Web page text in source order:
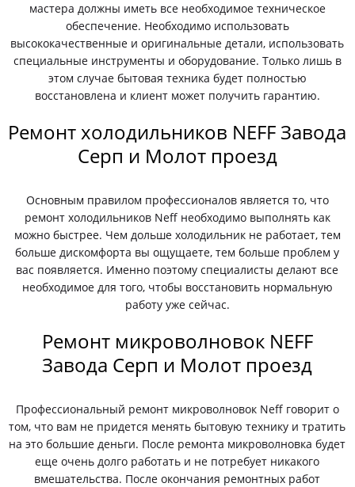
мастера должны иметь все необходимое техническое
обеспечение. Необходимо использовать
высококачественные и оригинальные детали, использовать
специальные инструменты и оборудование. Только лишь в
этом случае бытовая техника будет полностью
восстановлена и клиент может получить гарантию.
Ремонт холодильников NEFF Завода
Серп и Молот проезд
Основным правилом профессионалов является то, что
ремонт холодильников Neff необходимо выполнять как
можно быстрее. Чем дольше холодильник не работает, тем
больше дискомфорта вы ощущаете, тем больше проблем у
вас появляется. Именно поэтому специалисты делают все
необходимое для того, чтобы восстановить нормальную
работу уже сейчас.
Ремонт микроволновок NEFF
Завода Серп и Молот проезд
Профессиональный ремонт микроволновок Neff говорит о
том, что вам не придется менять бытовую технику и тратить
на это большие деньги. После ремонта микроволновка будет
еще очень долго работать и не потребует никакого
вмешательства. После окончания ремонтных работ